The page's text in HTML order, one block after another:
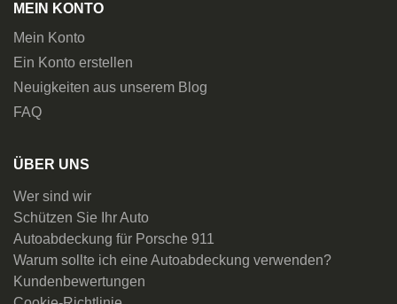
MEIN KONTO
Mein Konto
Ein Konto erstellen
Neuigkeiten aus unserem Blog
FAQ
ÜBER UNS
Wer sind wir
Schützen Sie Ihr Auto
Autoabdeckung für Porsche 911
Warum sollte ich eine Autoabdeckung verwenden?
Kundenbewertungen